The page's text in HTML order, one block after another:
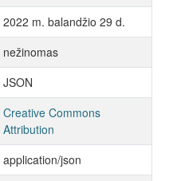
2022 m. balandžio 29 d.
nežinomas
JSON
Creative Commons
Attribution
application/json